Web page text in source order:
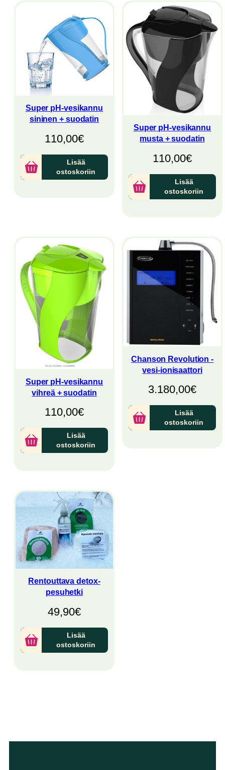
Super pH-vesikannu
sininen + suodatin
110,00€
Lisää
ostoskoriin
Super pH-vesikannu
musta + suodatin
110,00€
Lisää
ostoskoriin
Super pH-vesikannu
vihreä + suodatin
110,00€
Lisää
ostoskoriin
Chanson Revolution -
vesi-ionisaattori
3.180,00€
Lisää
ostoskoriin
Rentouttava detox-
pesuhetki
49,90€
Lisää
ostoskoriin